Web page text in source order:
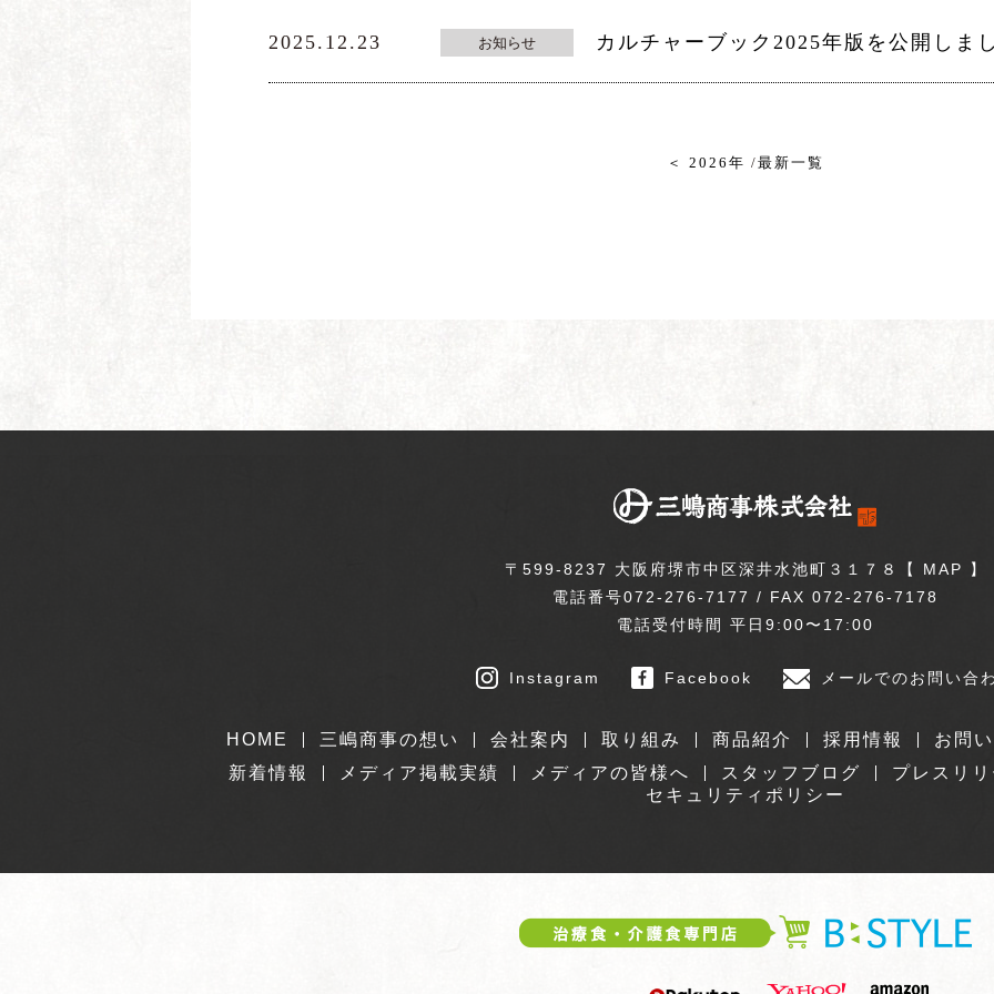
2025.12.23 お知らせ カルチャーブック2025年版を公開しま
＜ 2026年 /最新一覧
〒599-8237 大阪府堺市中区深井水池町３１７８【 MAP 】
電話番号072-276-7177 / FAX 072-276-7178
電話受付時間 平日9:00〜17:00
Instagram Facebook メールでのお問い合
HOME 三嶋商事の想い 会社案内 取り組み 商品紹介 採用情報
お問
新着情報
メディア掲載実績 メディアの皆様へ スタッフブログ
プレスリ
セキュリティポリシー